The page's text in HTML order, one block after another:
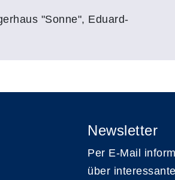
"Sonne", Eduard-
Newsletter
Per E-Mail
über